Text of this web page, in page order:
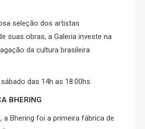
seleção dos artistas
suas obras, a Galeria investe na
da cultura brasileira
das 14h as 18:00hs.
BHERING
a Bhering foi a primeira fábrica de